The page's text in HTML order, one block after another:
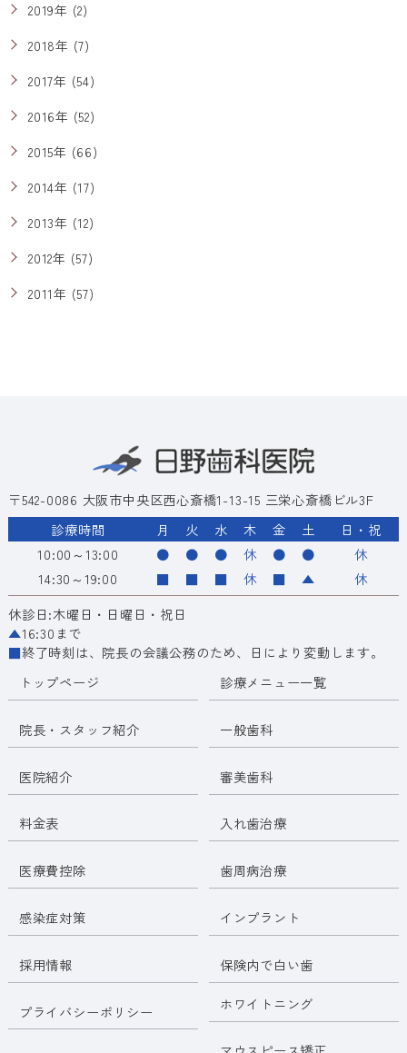
2019年 (2)
2018年 (7)
2017年 (54)
2016年 (52)
2015年 (66)
2014年 (17)
2013年 (12)
2012年 (57)
2011年 (57)
〒542-0086 大阪市中央区西心斎橋1-13-15 三栄心斎橋ビル3F
診療時間
月 火 水 木 金 土
日・祝
10:00～13:00
● ● ● 休 ● ●
休
14:30～19:00
■ ■ ■ 休 ■ ▲
休
休診日:木曜日・日曜日・祝日
▲16:30まで
■終了時刻は、院長の会議公務のため、日により変動します。
トップページ
院長・スタッフ紹介
医院紹介
料金表
医療費控除
感染症対策
採用情報
プライバシーポリシー
診療メニュー一覧
一般歯科
審美歯科
入れ歯治療
歯周病治療
インプラント
保険内で白い歯
ホワイトニング